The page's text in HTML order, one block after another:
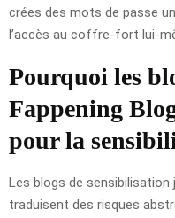
crées des mots de passe
l’accès au coffre-fort lui-
Pourquoi les
Fappening
pour la
Les blogs de
traduisent des risques